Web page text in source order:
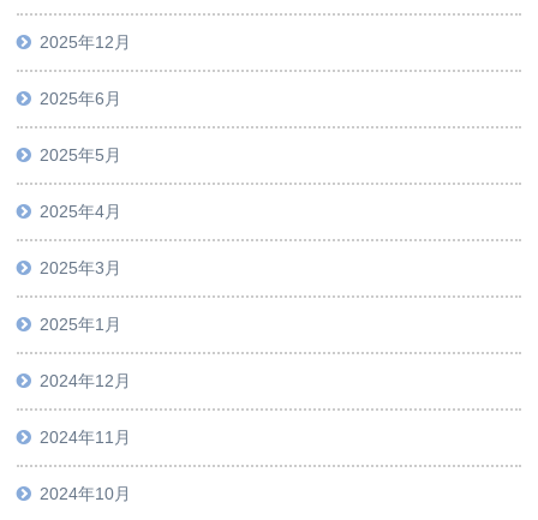
2025年12月
2025年6月
2025年5月
2025年4月
2025年3月
2025年1月
2024年12月
2024年11月
2024年10月